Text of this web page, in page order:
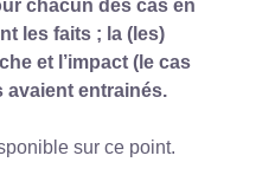
chacun des cas en
les faits ; la (les)
et l’impact (le cas
avaient entrainés.
sur ce point.